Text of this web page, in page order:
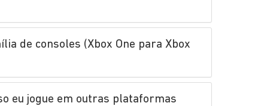
de consoles (Xbox One para Xbox
eu jogue em outras plataformas